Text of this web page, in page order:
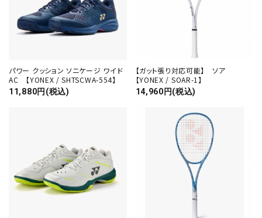
パワー クッション ソニケージ ワイド
AC 【YONEX / SHTSCWA-554】
11,880円(税込)
【ガット張り対応可能】 ソア
【YONEX / SOAR-1】
14,960円(税込)